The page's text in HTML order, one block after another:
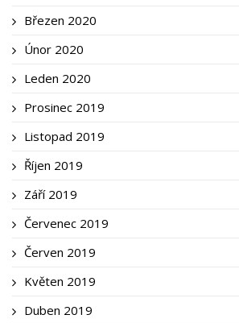
Březen 2020
Únor 2020
Leden 2020
Prosinec 2019
Listopad 2019
Říjen 2019
Září 2019
Červenec 2019
Červen 2019
Květen 2019
Duben 2019